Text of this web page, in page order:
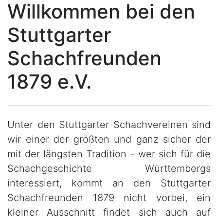
Willkommen bei den
Stuttgarter
Schachfreunden
1879 e.V.
Unter den Stuttgarter Schachvereinen sind
wir einer der größten und ganz sicher der
mit der längsten Tradition - wer sich für die
Schachgeschichte Württembergs
interessiert, kommt an den Stuttgarter
Schachfreunden 1879 nicht vorbei, ein
kleiner Ausschnitt findet sich auch auf